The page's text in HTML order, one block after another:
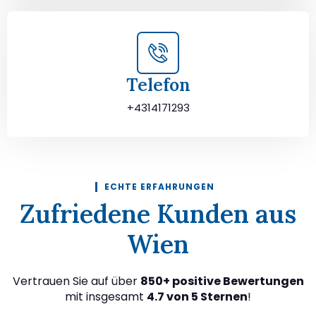
Telefon
+4314171293
ECHTE ERFAHRUNGEN
Zufriedene Kunden aus
Wien
Vertrauen Sie auf über 850+ positive Bewertungen
mit insgesamt 4.7 von 5 Sternen!